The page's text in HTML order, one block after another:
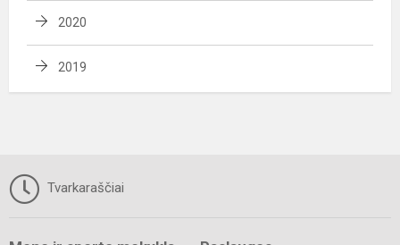
2020
2019
Tvarkaraščiai